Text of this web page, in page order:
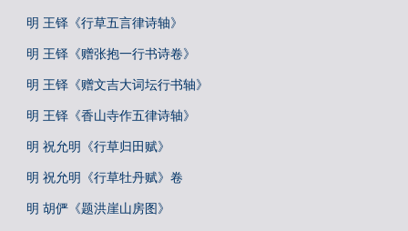
明 王铎《行草五言律诗轴》
明 王铎《赠张抱一行书诗卷》
明 王铎《赠文吉大词坛行书轴》
明 王铎《香山寺作五律诗轴》
明 祝允明《行草归田赋》
明 祝允明《行草牡丹赋》卷
明 胡俨《题洪崖山房图》